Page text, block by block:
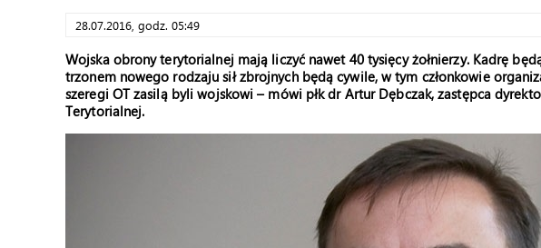
28.07.2016, godz. 05:49
Wojska obrony terytorialnej mają liczyć nawet 40 tysięcy żołnierzy. Kadrę
trzonem nowego rodzaju sił zbrojnych będą cywile, w tym członkowie
szeregi OT zasilą byli wojskowi – mówi płk dr Artur Dębczak, zastępca
Terytorialnej.